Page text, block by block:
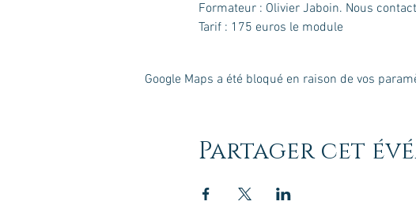
Formateur : Olivier Jaboin. Nous
Tarif : 175 euros le module
Google Maps a été bloqué en raison de vos
Partager cet